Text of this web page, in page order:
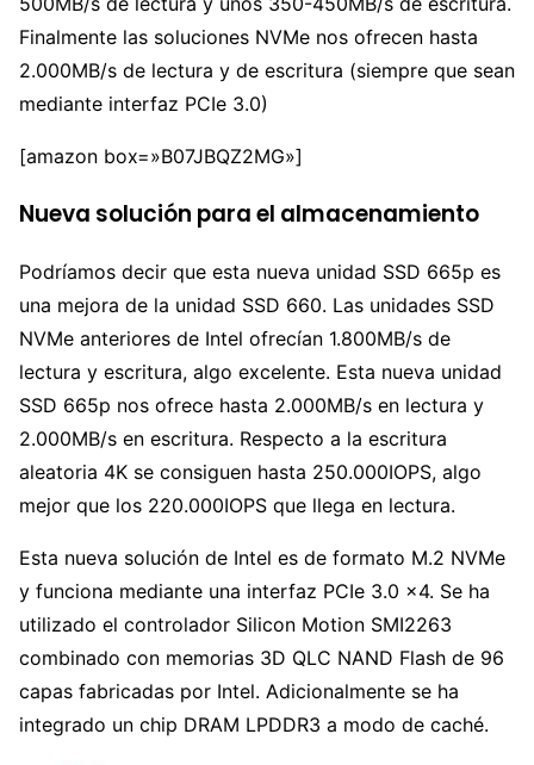
Finalmente las soluciones NVMe nos ofrecen hasta
2.000MB/s de lectura y de escritura (siempre que sean
mediante interfaz PCIe 3.0)
[amazon box=»B07JBQZ2MG»]
Nueva solución para el almacenamiento
Podríamos decir que esta nueva unidad SSD 665p es
una mejora de la unidad SSD 660. Las unidades SSD
NVMe anteriores de Intel ofrecían 1.800MB/s de
lectura y escritura, algo excelente. Esta nueva unidad
SSD 665p nos ofrece hasta 2.000MB/s en lectura y
2.000MB/s en escritura. Respecto a la escritura
aleatoria 4K se consiguen hasta 250.000IOPS, algo
mejor que los 220.000IOPS que llega en lectura.
Esta nueva solución de Intel es de formato M.2 NVMe
y funciona mediante una interfaz PCIe 3.0 x4. Se ha
utilizado el controlador Silicon Motion SMI2263
combinado con memorias 3D QLC NAND Flash de 96
capas fabricadas por Intel. Adicionalmente se ha
integrado un chip DRAM LPDDR3 a modo de caché.